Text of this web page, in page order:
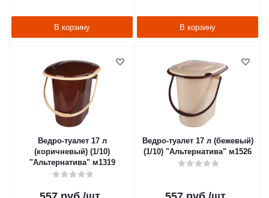
В корзину В корзину
Ведро-туалет 17 л
(коричневый) (1/10)
"Альтернатива" м1319
Ведро-туалет 17 л (бежевый)
(1/10) "Альтернатива" м1526